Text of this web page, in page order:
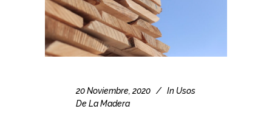
20 Noviembre, 2020 In Usos
De La Madera